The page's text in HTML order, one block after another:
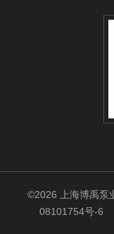
©2026 上海博禹
08101754号-6